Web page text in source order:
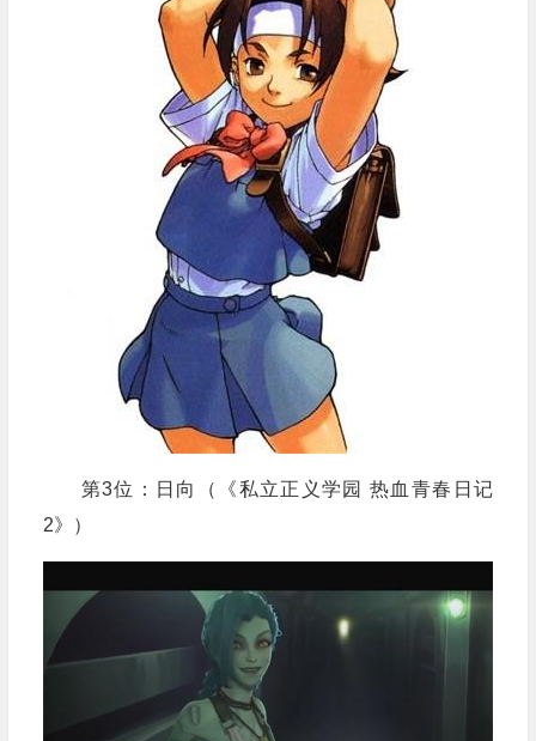
第3位：日向（《私立正义学园 热血青春日记
2》）